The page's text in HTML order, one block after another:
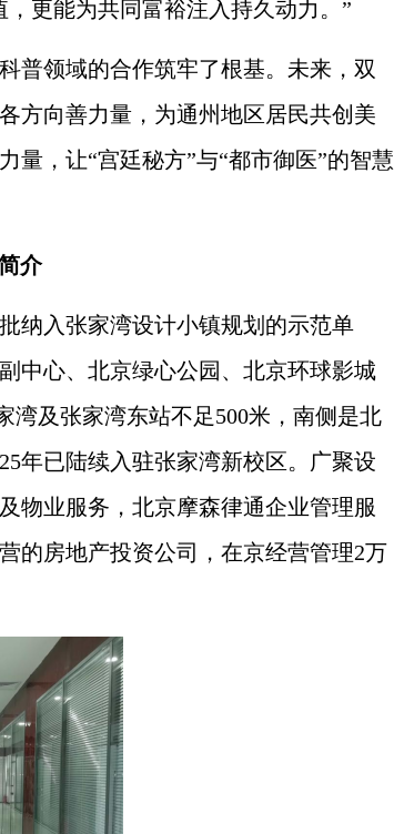
更能为共同富裕注入持久动力。”
普领域的合作筑牢了根基。未来，双
方向善力量，为通州地区居民共创美
量，让“宫廷秘方”与“都市御医”的智慧
介
纳入张家湾设计小镇规划的示范单
中心、北京绿心公园、北京环球影城
湾及张家湾东站不足500米，南侧是北
年已陆续入驻张家湾新校区。广聚设
物业服务，北京摩森律通企业管理服
的房地产投资公司，在京经营管理2万